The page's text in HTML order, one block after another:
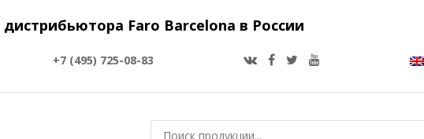
Faro Barcelona в России
+7 (495) 725-08-83